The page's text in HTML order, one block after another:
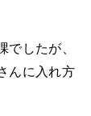
でしたが、
んに入れ方